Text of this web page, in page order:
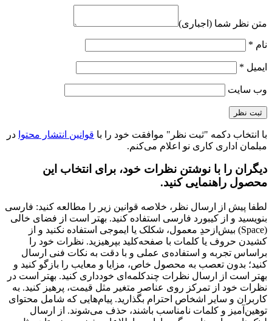
متن نظر شما (اجباری)
نام *
ایمیل *
وب‌ سایت
با انتخاب دکمه "ثبت نظر" موافقت خود را با قوانین انتشار محتوا در
مبلمان اداری کاری نو اعلام می‌کنم.
دیگران را با نوشتن نظرات خود، برای انتخاب این
محصول راهنمایی کنید.
لطفا پیش از ارسال نظر، خلاصه قوانین زیر را مطالعه کنید: فارسی
بنویسید و از کیبورد فارسی استفاده کنید. بهتر است از فضای خالی
(Space) بیش‌از‌حدِ معمول، شکلک یا ایموجی استفاده نکنید و از
کشیدن حروف یا کلمات با صفحه‌کلید بپرهیزید. نظرات خود را
براساس تجربه و استفاده‌ی عملی و با دقت به نکات فنی ارسال
کنید؛ بدون تعصب به محصول خاص، مزایا و معایب را بازگو کنید و
بهتر است از ارسال نظرات چندکلمه‌‌ای خودداری کنید. بهتر است در
نظرات خود از تمرکز روی عناصر متغیر مثل قیمت، پرهیز کنید. به
کاربران و سایر اشخاص احترام بگذارید. پیام‌هایی که شامل محتوای
توهین‌آمیز و کلمات نامناسب باشند، حذف می‌شوند. از ارسال